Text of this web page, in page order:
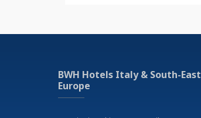
BWH Hotels Italy & South-East
Europe